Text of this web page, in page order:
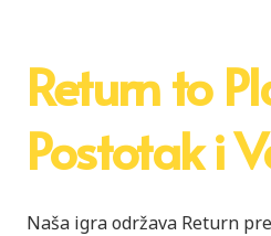
Return to
Postotak i
Naša igra održava Return